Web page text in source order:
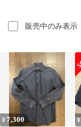
販売中のみ表示
¥ 7,300 ¥